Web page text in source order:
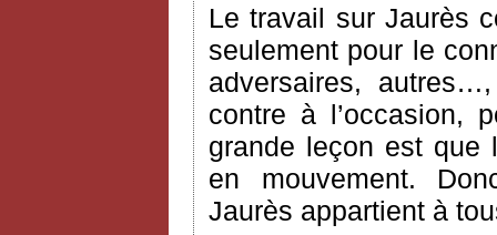
Le travail sur Jaurès
seulement pour le
adversaires,
contre à l’occasion,
grande leçon est que
en mouvement.
Jaurès appartient à